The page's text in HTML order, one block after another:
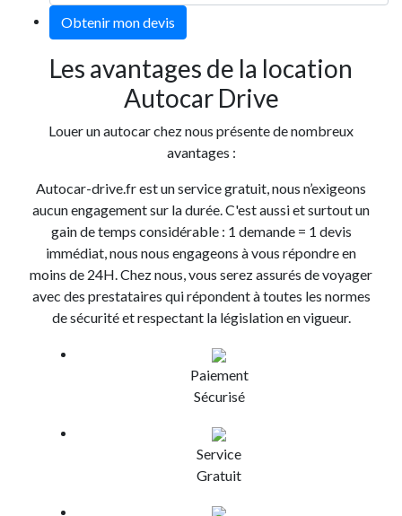
Obtenir mon devis
Les avantages de la location
Autocar Drive
Louer un autocar chez nous présente de nombreux
avantages :
Autocar-drive.fr est un service gratuit, nous n’exigeons
aucun engagement sur la durée. C'est aussi et surtout un
gain de temps considérable : 1 demande = 1 devis
immédiat, nous nous engageons à vous répondre en
moins de 24H. Chez nous, vous serez assurés de voyager
avec des prestataires qui répondent à toutes les normes
de sécurité et respectant la législation en vigueur.
Paiement
Sécurisé
Service
Gratuit